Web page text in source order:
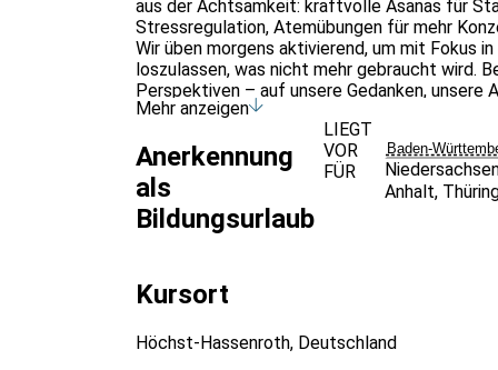
aus der Achtsamkeit: kraftvolle Asanas für
Stressregulation, Atemübungen für mehr
Wir üben morgens aktivierend, um mit Fokus
loszulassen, was nicht mehr gebraucht wird.
Perspektiven – auf unsere Gedanken,
Dabei bleibt es nicht beim individuellen
auch mit den unterschiedlichen Dimensionen
Arbeitskultur, die den Menschen in den
gesellschaftliche Verantwortung
Dieses Seminar richtet sich besonders an
anspruchsvollen Berufsalltag selbst nicht aus
Innehalten, Auftanken und Neujustieren – für
Eine Woche zur Selbststärkung – körperlich
Für wen ist das Seminar geeignet?
Das Angebot richtet sich an berufstätige
Mehr anzeigen
Anerkennung
als
Bildungsurlaub
LIEGT
VOR
FÜR
Baden-
Anhalt,
Kursort
Höchst-Hassenroth, Deutschland